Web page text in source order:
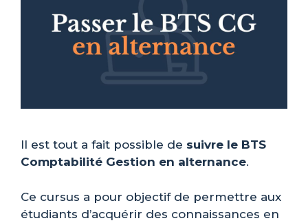
Il est tout a fait possible de suivre le BTS
Comptabilité Gestion en alternance.
Ce cursus a pour objectif de permettre aux
étudiants d’acquérir des connaissances en